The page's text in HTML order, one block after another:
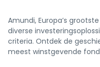
Amundi, Europa’s
diverse
criteria. Ontdek de
meest winstgevende